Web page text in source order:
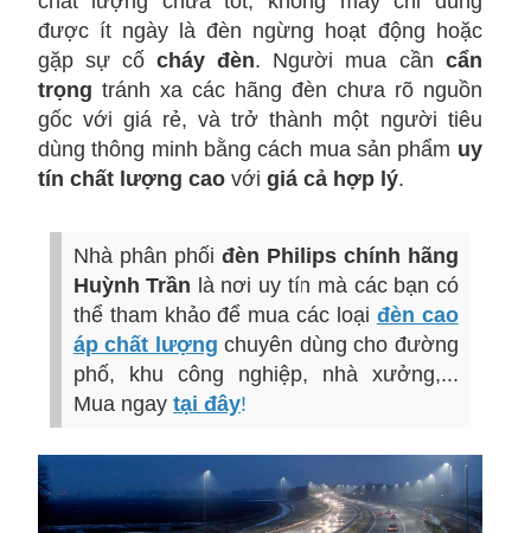
được ít ngày là đèn ngừng hoạt động hoặc
gặp sự cốcháy đèn. Người mua cần cẩn
trọng tránh xa các hãng đèn chưa rõ nguồn
gốc với giá rẻ, và trở thành một người tiêu
dùng thông minh bằng cách mua sản phẩm uy
tín chất lượng caovới giá cả hợp lý.
Nhà phân phối đèn Philips chính hãng
Huỳnh Trần là nơi uy tín mà các bạn có
thể tham khảo để mua các loại đèn cao
áp chất lượng chuyên dùng cho đường
phố, khu công nghiệp, nhà xưởng,...
Mua ngay tại đây!